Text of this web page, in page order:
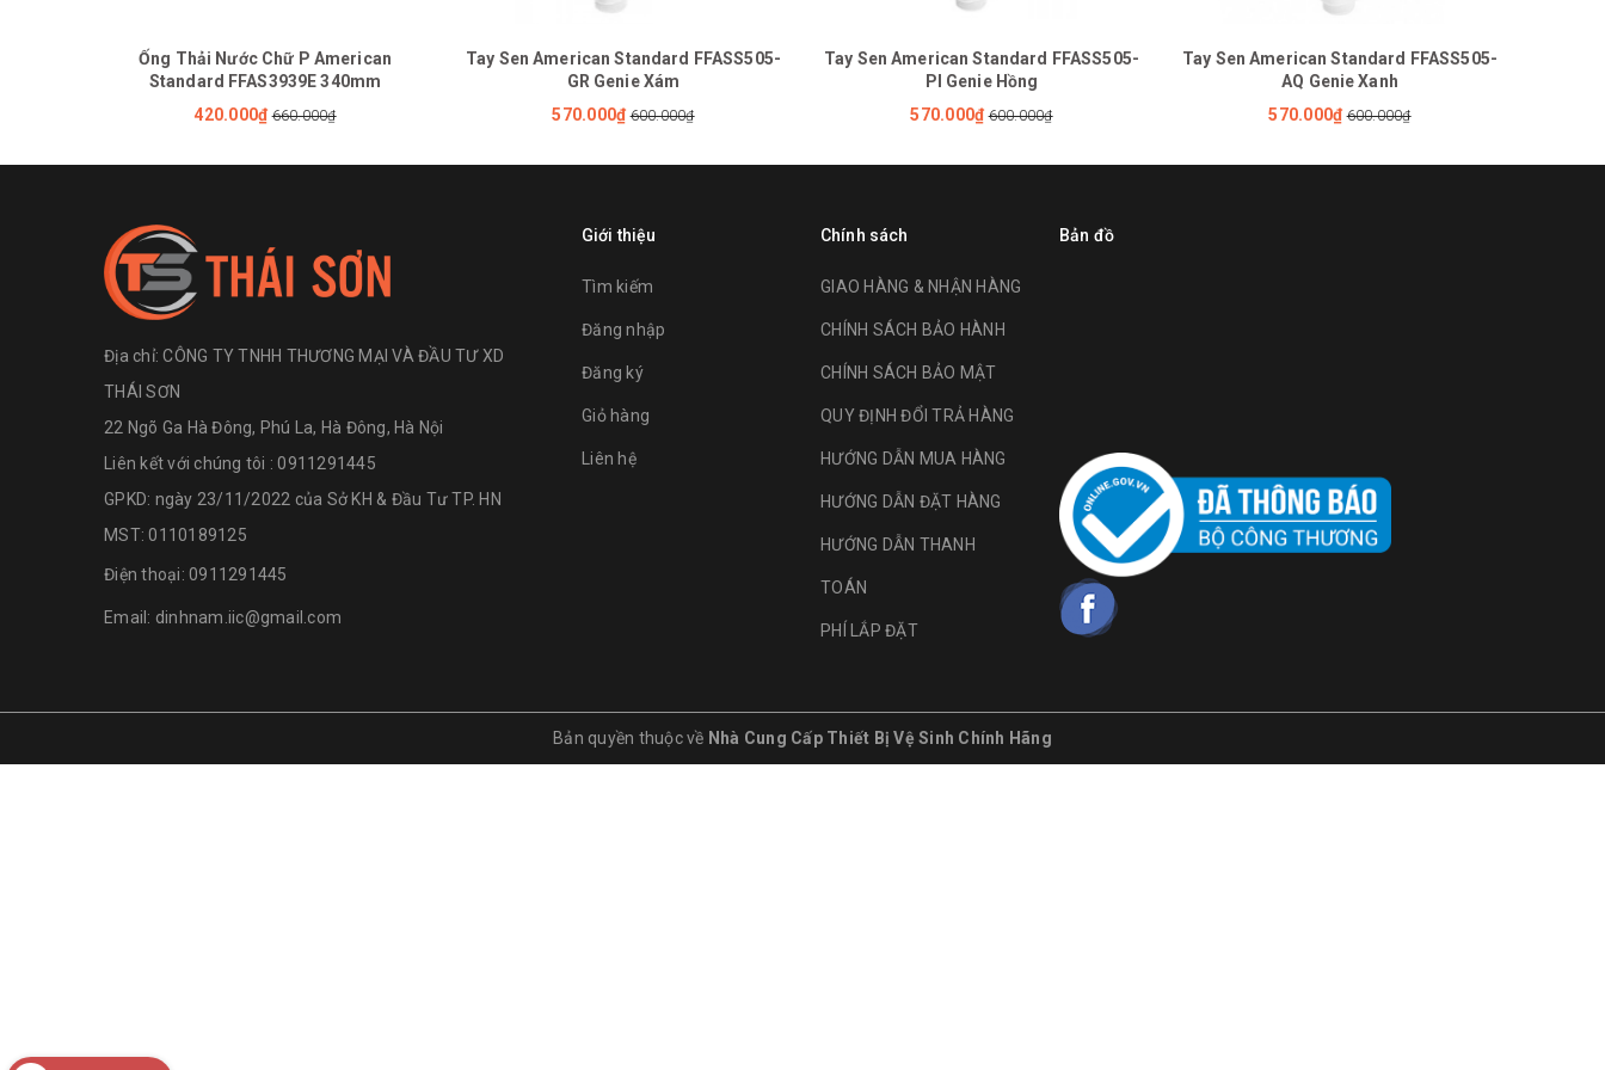
Ống Thải Nước Chữ P American
Standard FFAS3939E 340mm
420.000₫ 660.000₫
Tay Sen American Standard FFASS505-
GR Genie Xám
570.000₫ 600.000₫
Tay Sen American Standard FFASS505-
PI Genie Hồng
570.000₫ 600.000₫
Tay Sen American Standard FFASS505-
AQ Genie Xanh
570.000₫ 600.000₫
Địa chỉ:CÔNG TY TNHH THƯƠNG MẠI VÀ ĐẦU TƯ XD
THÁI SƠN
22 Ngõ Ga Hà Đông, Phú La, Hà Đông, Hà Nội
Liên kết với chúng tôi : 0911291445
GPKD: ngày 23/11/2022 của Sở KH & Đầu Tư TP. HN
MST: 0110189125
Điện thoại: 0911291445
Email: dinhnam.iic@gmail.com
Giới thiệu
Tìm kiếm
Đăng nhập
Đăng ký
Giỏ hàng
Liên hệ
Chính sách
GIAO HÀNG & NHẬN HÀNG
CHÍNH SÁCH BẢO HÀNH
CHÍNH SÁCH BẢO MẬT
QUY ĐỊNH ĐỔI TRẢ HÀNG
HƯỚNG DẪN MUA HÀNG
HƯỚNG DẪN ĐẶT HÀNG
HƯỚNG DẪN THANH
TOÁN
PHÍ LẮP ĐẶT
Bản đồ
Bản quyền thuộc về Nhà Cung Cấp Thiết Bị Vệ Sinh Chính Hãng